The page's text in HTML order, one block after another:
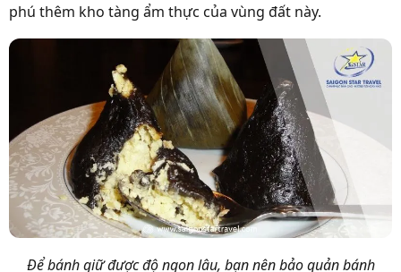
phú thêm kho tàng ẩm thực của vùng đất này.
Để bánh giữ được độ ngon lâu, bạn nên bảo quản bánh